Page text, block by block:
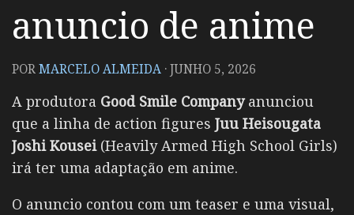
anuncio de anime
PORMARCELO ALMEIDA ·JUNHO 5, 2026
A produtora Good Smile Companyanunciou
que a linha de action figures Juu Heisougata
Joshi Kousei(Heavily Armed High School Girls)
irá ter uma adaptação em anime.
O anuncio contou com um teaser e uma visual,